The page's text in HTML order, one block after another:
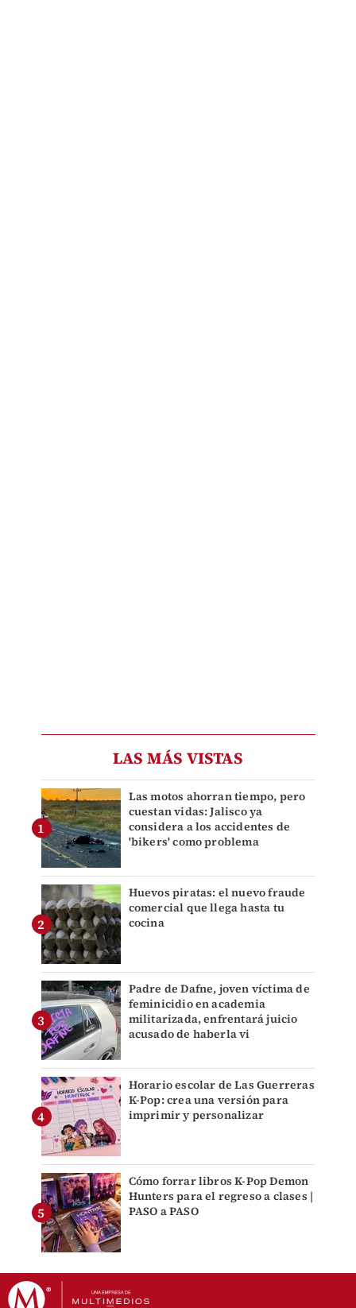
LAS MÁS VISTAS
Las motos ahorran tiempo, pero
cuestan vidas: Jalisco ya
considera a los accidentes de
'bikers' como problema
Huevos piratas: el nuevo fraude
comercial que llega hasta tu
cocina
Padre de Dafne, joven víctima de
feminicidio en academia
militarizada, enfrentará juicio
acusado de haberla vi
Horario escolar de Las Guerreras
K-Pop: crea una versión para
imprimir y personalizar
Cómo forrar libros K-Pop Demon
Hunters para el regreso a clases |
PASO a PASO